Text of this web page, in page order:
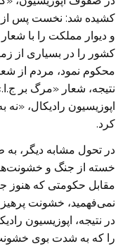
کشیده شد: نخست پس از
و دیوار مملکت را با
کشور را در بسیاری از
محکوم نمود، مردم از
نتیجه، شعار «مرگ بر
اپوزیسیون رادیکال،
کرد.
خسته از جنگ و
مقابل حکومتی که هنوز
نمی‌فهمید، خشونت
در نتیجه، اپوزیسیون
را که به شدت بوی خشونت